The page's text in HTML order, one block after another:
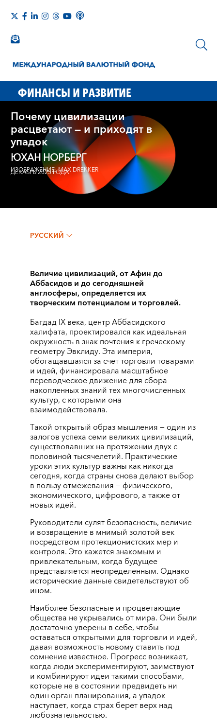
ФИНАНСЫ И РАЗВИТИЕ
Почему цивилизации
расцветают — и приходят в
упадок
ЮХАН НОРБЕРГ
ДЕКАБРЬ 2025 ГОДА
ИЗОБРАЖЕНИЕ: MAX DREKKER
РУССКИЙ
Величие цивилизаций, от Афин до
Аббасидов и до сегодняшней
англосферы, определяется их
творческим потенциалом и торговлей.
Багдад IX века, центр Аббасидского
халифата, проектировался как идеальная
окружность в знак почтения к греческому
геометру Эвклиду. Эта империя,
обогащавшаяся за счет торговли товарами
и идей, финансировала масштабное
переводческое движение для сбора
накопленных знаний тех многочисленных
культур, с которыми она
взаимодействовала.
Такой открытый образ мышления — один из
залогов успеха семи великих цивилизаций,
существовавших на протяжении двух с
половиной тысячелетий. Практические
уроки этих культур важны как никогда
сегодня, когда страны снова делают выбор
в пользу отмежевания — физического,
экономического, цифрового, а также от
новых идей.
Руководители сулят безопасность, величие
и возвращение в мнимый золотой век
посредством протекционистских мер и
контроля. Это кажется знакомым и
привлекательным, когда будущее
представляется неопределенным. Однако
исторические данные свидетельствуют об
ином.
Наиболее безопасные и процветающие
общества не укрывались от мира. Они были
достаточно уверены в себе, чтобы
оставаться открытыми для торговли и идей,
давая возможность новому ставить под
сомнение известное. Прогресс возникает,
когда люди экспериментируют, заимствуют
и комбинируют идеи такими способами,
которые не в состоянии предвидеть ни
один орган планирования, а упадок
наступает, когда страх берет верх над
любознательностью.